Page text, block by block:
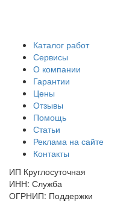
Каталог работ
Сервисы
О компании
Гарантии
Цены
Отзывы
Помощь
Статьи
Реклама на сайте
Контакты
ИП Круглосуточная
ИНН: Служба
ОГРНИП: Поддержки